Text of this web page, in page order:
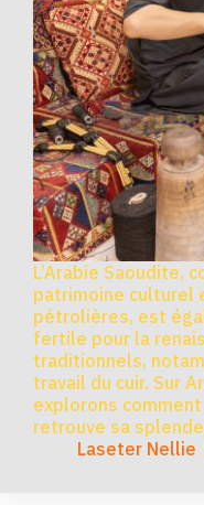
L’Arabie Saoudite,
patrimoine culturel
pétrolières, est
fertile pour la
traditionnels,
travail du cuir. Sur
explorons
retrouve sa
Laseter Nellie